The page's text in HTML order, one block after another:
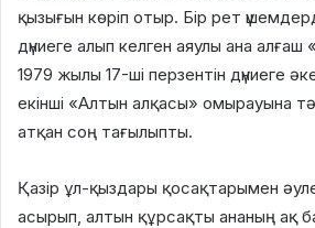
қызығын көріп отыр. Бір рет
дүниеге алып келген аяулы ана
1979 жылы 17-ші перзентін дүниеге
екінші «Алтын алқасы» омырауына
атқан соң тағылыпты.
Қазір ұл-қыздары қосақтарымен
асырып, алтын құрсақты ананың ақ